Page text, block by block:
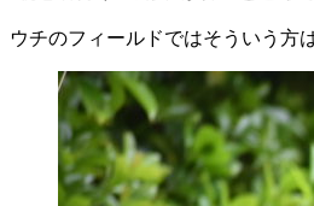
ウチのフィールドではそういう方